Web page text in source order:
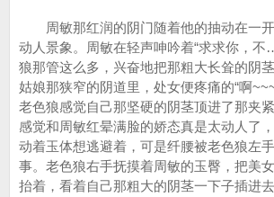
周敏那红润的阴门随着他的抽动在一开
动人景象。周敏在轻声呻吟着“求求你，
狼那管这么多，兴奋地把那粗大长耸的阴
姑娘那狭窄的阴道里，处女便疼痛的“啊
老色狼感觉自己那坚硬的阴茎顶进了那夹
感觉和周敏红晕满脸的娇态真是太动人了
动着玉体想逃避着，可是纤腰被老色狼左
事。老色狼右手抚摸着周敏的玉臀，把美
抬着，看着自己那粗大的阴茎一下子插进